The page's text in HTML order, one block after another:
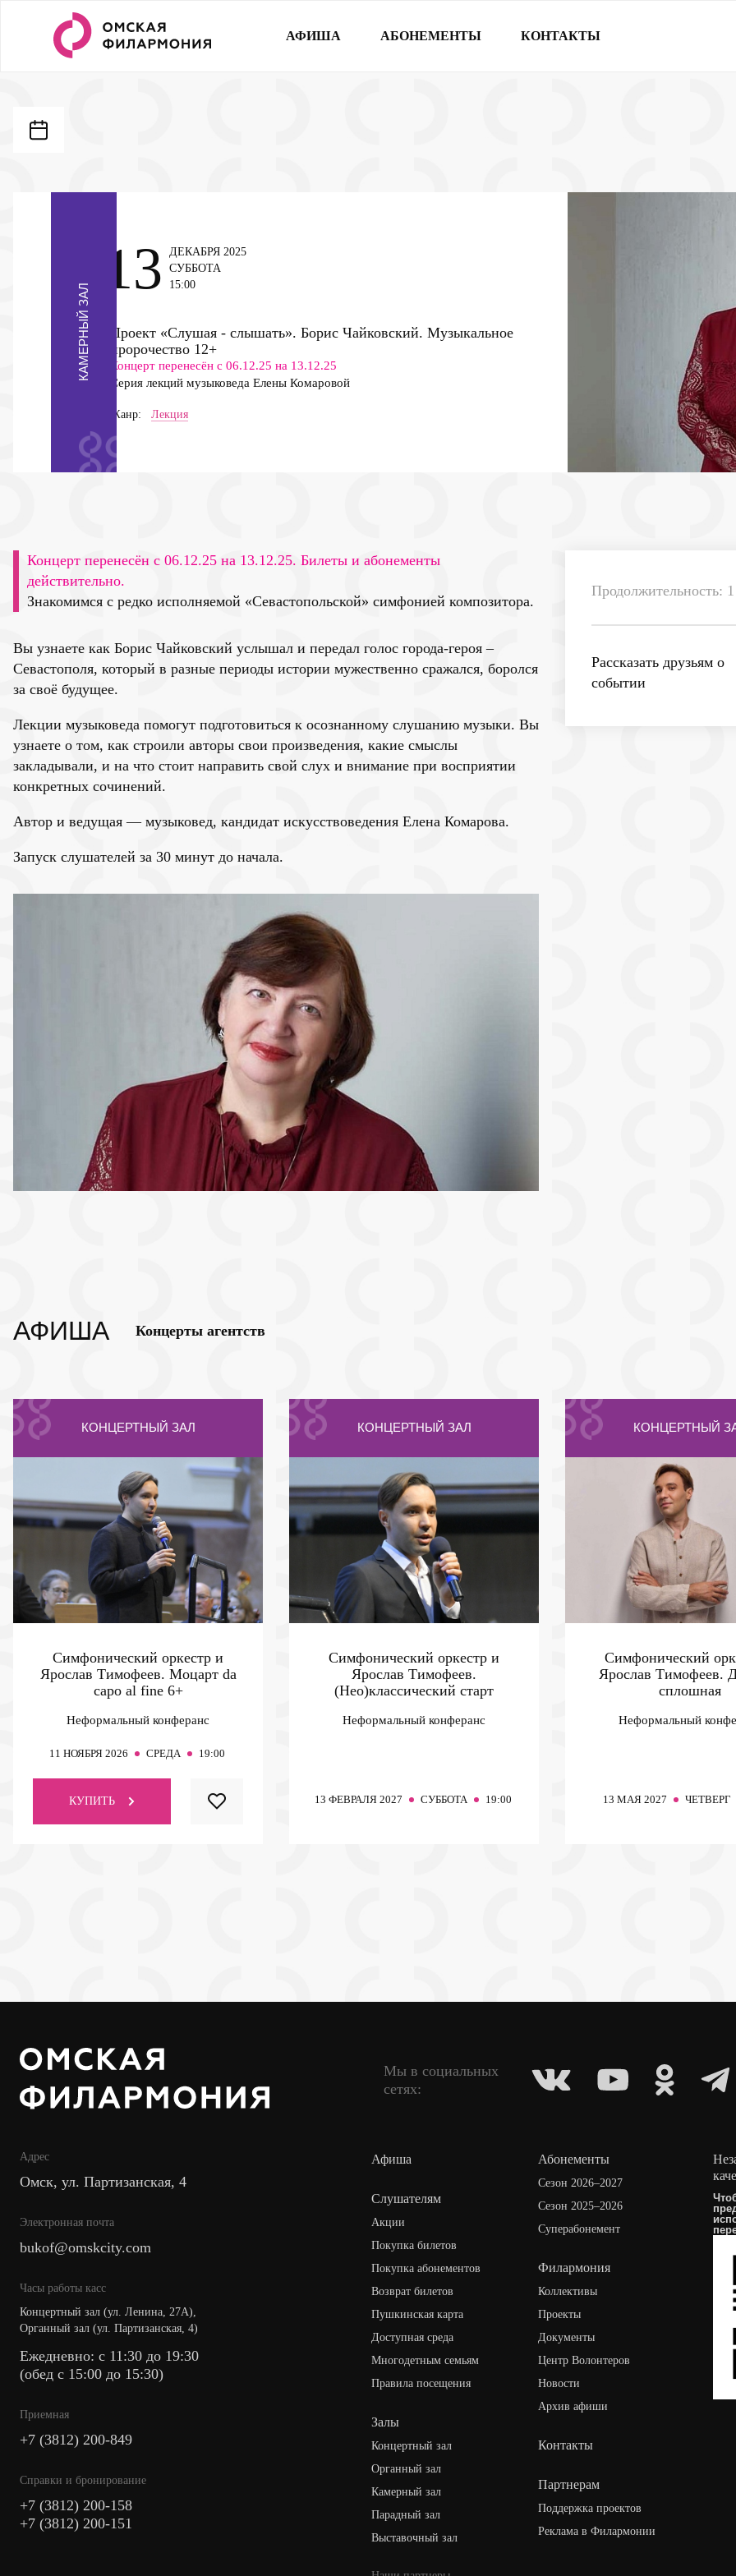
АФИША АБОНЕМЕНТЫ КОНТАКТЫ
КАМЕРНЫЙ ЗАЛ
Проект «Слушая - слышать». Борис Чайковский. Музыкальное
пророчество 12+
Концерт перенесён с 06.12.25 на 13.12.25
Серия лекций музыковеда Елены Комаровой
Жанр: Лекция
13
ДЕКАБРЯ 2025
СУББОТА
15:00
Концерт перенесён с 06.12.25 на 13.12.25. Билеты и абонементы
действительно.
Знакомимся с редко исполняемой «Севастопольской» симфонией композитора.
Вы узнаете как Борис Чайковский услышал и передал голос города-героя –
Севастополя, который в разные периоды истории мужественно сражался, боролся
за своё будущее.
Лекции музыковеда помогут подготовиться к осознанному слушанию музыки. Вы
узнаете о том, как строили авторы свои произведения, какие смыслы
закладывали, и на что стоит направить свой слух и внимание при восприятии
конкретных сочинений.
Автор и ведущая — музыковед, кандидат искусствоведения Елена Комарова.
Запуск слушателей за 30 минут до начала.
Продолжительность:
Рассказать друзьям о
событии
АФИША Концерты агентств
КОНЦЕРТНЫЙ ЗАЛ
Симфонический оркестр и
Ярослав Тимофеев. Моцарт da
capo al fine 6+
Неформальный конферанс
11 НОЯБРЯ 2026 СРЕДА 19:00
КУПИТЬ
КОНЦЕРТНЫЙ ЗАЛ
Симфонический оркестр и
Ярослав Тимофеев.
(Нео)классический старт
Неформальный конферанс
13 ФЕВРАЛЯ 2027 СУББОТА 19:00
КОНЦЕРТНЫЙ
Симфонический
Ярослав Тимофеев.
сплошная
Неформальный
13 МАЯ 2027 ЧЕТВЕРГ
Мы в социальных
сетях:
Адрес
Омск, ул. Партизанская, 4
Электронная почта
bukof@omskcity.com
Часы работы касс
Концертный зал (ул. Ленина, 27А),
Органный зал (ул. Партизанская, 4)
Ежедневно: с 11:30 до 19:30
(обед с 15:00 до 15:30)
Приемная
+7 (3812) 200-849
Cправки и бронирование
+7 (3812) 200-158
+7 (3812) 200-151
Афиша
Слушателям
Акции
Покупка билетов
Покупка абонементов
Возврат билетов
Пушкинская карта
Доступная среда
Многодетным семьям
Правила посещения
Залы
Концертный зал
Органный зал
Камерный зал
Парадный зал
Выставочный зал
Абонементы
Сезон 2026–2027
Сезон 2025–2026
Суперабонемент
Филармония
Коллективы
Проекты
Документы
Центр Волонтеров
Новости
Архив афиши
Контакты
Партнерам
Поддержка проектов
Реклама в Филармонии